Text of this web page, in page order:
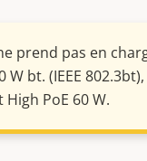
prend pas en
W bt. (IEEE
PoE 60 W.